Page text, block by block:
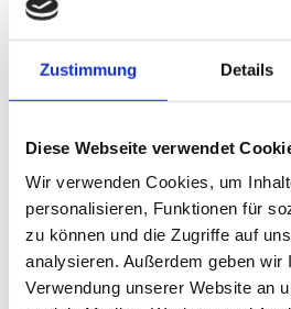
Zustimmung Details
Diese Webseite verwendet
Wir verwenden Cookies, um
personalisieren, Funktionen für
zu können und die Zugriffe auf
analysieren. Außerdem geben wir
Verwendung unserer Website an